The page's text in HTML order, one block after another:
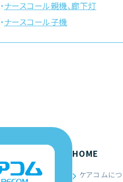
・ナースコール親機、廊下灯
・ナースコール子機
HOME
ケアコムにつ